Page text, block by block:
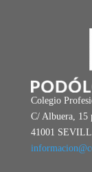
Colegio
C/ Albuera, 15
41001